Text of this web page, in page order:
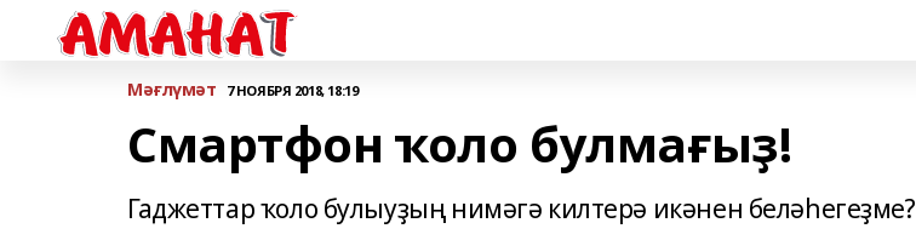
Мәғлүмәт 7 НОЯБРЯ 2018, 18:19
Смартфон ҡоло булмағыҙ!
Гаджеттар ҡоло булыуҙың нимәгә килтерә икәнен беләһегеҙме?